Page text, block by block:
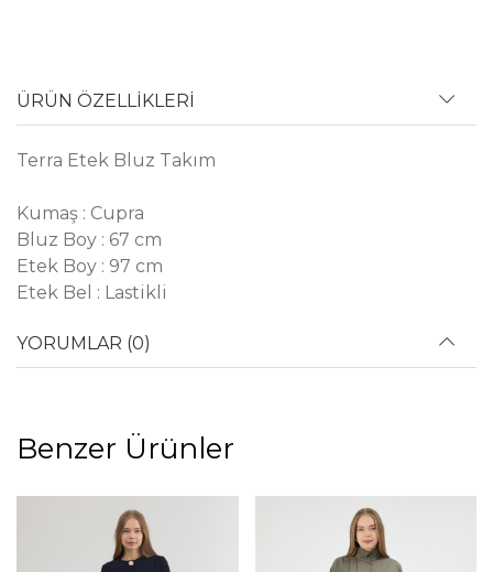
ÜRÜN ÖZELLİKLERİ
Terra Etek Bluz Takım
Kumaş : Cupra
Bluz Boy : 67 cm
Etek Boy : 97 cm
Etek Bel : Lastikli
YORUMLAR (0)
Benzer Ürünler